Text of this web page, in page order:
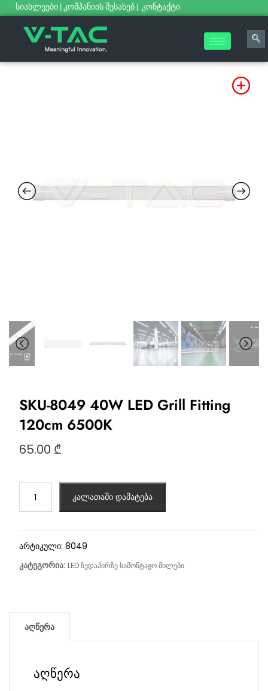
სიახლეები | კომპანიის შესახებ | კონტაქტი
SKU-8049 40W LED Grill Fitting
120cm 6500K
65.00 ₾
კალათაში დამატება
არტიკული: 8049
კატეგორია: LED ზედაპირზე სამონტაჟო მილები
აღწერა
აღწერა